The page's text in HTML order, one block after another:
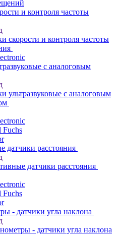
и контроля частоты
скорости и контроля частоты
с аналоговым
ультразвуковые с аналоговым
Fuchs
датчики расстояния
датчики расстояния
Fuchs
- датчики угла наклона
- датчики угла наклона